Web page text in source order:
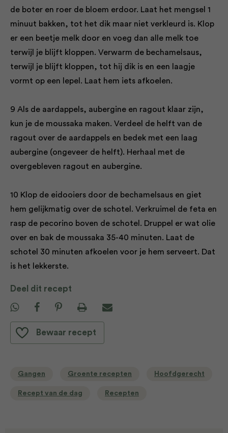
de boter en roer de bloem erdoor. Laat het mengsel 1
minuut bakken, tot het dik maar niet verkleurd is. Klop
er een beetje melk door en voeg dan alle melk toe
terwijl je blijft kloppen. Verwarm de bechamelsaus,
terwijl je blijft kloppen, tot hij dik is en een laagje
vormt op een lepel. Laat hem iets afkoelen.
9 Als de aardappels, aubergine en ragout klaar zijn,
kun je de moussaka maken. Verdeel de helft van de
ragout over de aardappels en bedek met een laag
aubergine (ongeveer de helft). Herhaal met de
overgebleven ragout en aubergine.
10 Klop de eidooiers door de bechamelsaus en giet
hem gelijkmatig over de schotel. Verkruimel de feta en
rasp de pecorino boven de schotel. Druppel er wat olie
over en bak de moussaka 35-40 minuten. Laat de
schotel 30 minuten afkoelen voor je hem serveert. Dat
is het lekkerste.
Deel dit recept
Bewaar recept
Gangen Groente recepten Hoofdgerecht
Recept van de dag Recepten